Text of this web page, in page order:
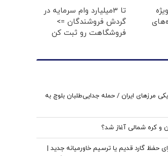
ویژه
تا 3میلیارد وام سرمایه در
گردش فروشندگان =>
فروشگاهت رو ثبت کن
مرز‌های ایران / حمله جدایی‌طلبان بلوچ به
و کره شمالی آغاز شد؟
حفظ گارد قدیم یا ترسیم خاورمیانه جدید |